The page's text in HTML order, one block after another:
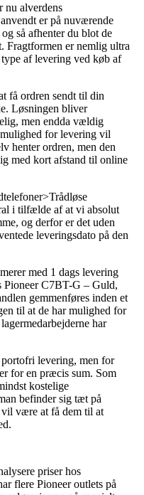
nu alverdens
er på nuværende
så afhenter du blot de
Fragtformen er nemlig ultra
af levering ved køb af
få ordren sendt til din
Løsningen bliver
men endda vældig
for levering vil
henter ordren, men den
med kort afstand til online
i tilfælde af at vi absolut
og derfor er det uden
leveringsdato på den
med 1 dags levering
Pioneer C7BT-G – Guld,
gemmenføres inden et
til at de har mulighed for
har
levering, men for
for en præcis sum. Som
kostelige
befinder sig tæt på
være at få dem til at
priser hos
flere Pioneer outlets på